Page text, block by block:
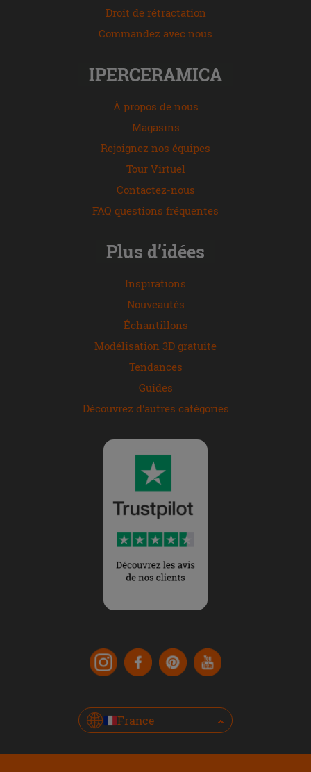
Droit de rétractation
Commandez avec nous
IPERCERAMICA
À propos de nous
Magasins
Rejoignez nos équipes
Tour Virtuel
Contactez-nous
FAQ questions fréquentes
Plus d’idées
Inspirations
Nouveautés
Échantillons
Modélisation 3D gratuite
Tendances
Guides
Découvrez d'autres catégories
France